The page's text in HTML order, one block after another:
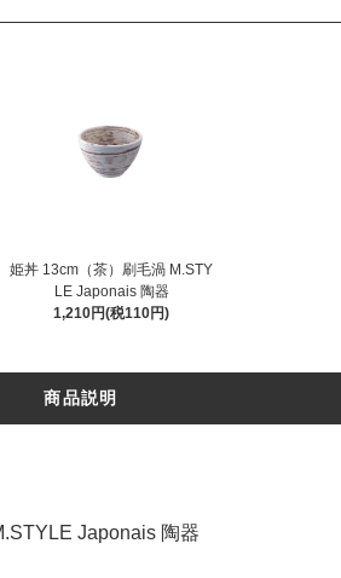
姫丼 13cm（茶）刷毛渦 M.STY
LE Japonais 陶器
1,210円(税110円)
商品説明
Japonais 陶器